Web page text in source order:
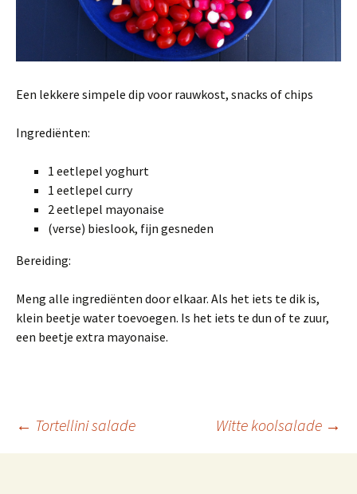
Een lekkere simpele dip voor rauwkost, snacks of chips
Ingrediënten:
1 eetlepel yoghurt
1 eetlepel curry
2 eetlepel mayonaise
(verse) bieslook, fijn gesneden
Bereiding:
Meng alle ingrediënten door elkaar. Als het iets te dik is,
klein beetje water toevoegen. Is het iets te dun of te zuur,
een beetje extra mayonaise.
Berichtnavigatie
← Tortellini salade Witte koolsalade →